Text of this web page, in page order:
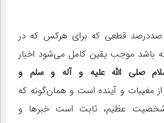
قطعی که برای هرکس که در
باشد موجب یقین کامل می‌شود اخبار
صلی الله علیه و آله و سلم و
از مغیبات و آینده است و همان‌گونه که
عظیم، ثابت است خبرها و